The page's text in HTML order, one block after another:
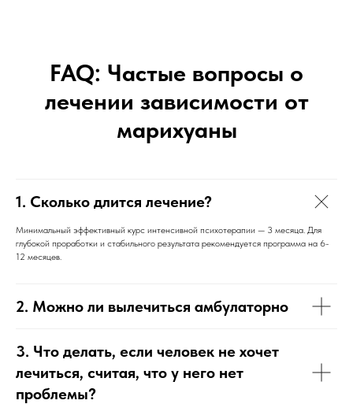
FAQ: Частые вопросы о
лечении зависимости от
марихуаны
1. Сколько длится лечение?
Минимальный эффективный курс интенсивной психотерапии — 3 месяца. Для
глубокой проработки и стабильного результата рекомендуется программа на 6-
12 месяцев.
2. Можно ли вылечиться амбулаторно
3. Что делать, если человек не хочет
лечиться, считая, что у него нет
проблемы?